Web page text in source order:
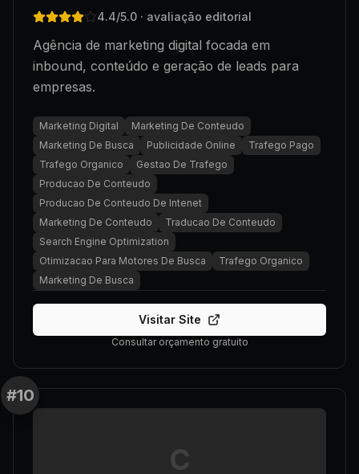
4.4/5.0 · avaliação editorial
Agência de marketing digital focada em
inbound, conteúdo e geração de leads para
empresas.
Marketing Digital
Marketing De Conteudo
Marketing De Busca
Publicidade Online
Trafego Pago
Trafego Organico
Gestao De Trafego
Producao De Conteudo
Producao De Conteudo De Intenet
Marketing De Conteudo
Traducao De Conteudo
Search Engine Optimization
Otimizacao Para Motores De Busca
Trafego Organico
Marketing De Busca
Visitar Site
Consultar orçamento gratuito
#10
C